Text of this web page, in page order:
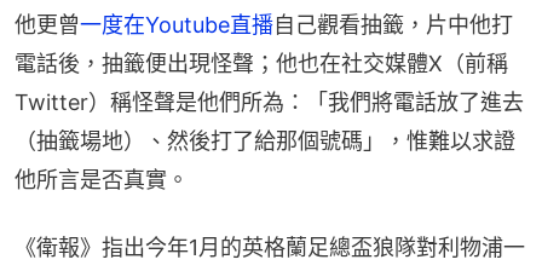
他更曾一度在Youtube直播自己觀看抽籤，片中他打
電話後，抽籤便出現怪聲；他也在社交媒體X（前稱
Twitter）稱怪聲是他們所為：「我們將電話放了進去
（抽籤場地）、然後打了給那個號碼」，惟難以求證
他所言是否真實。
《衛報》指出今年1月的英格蘭足總盃狼隊對利物浦一